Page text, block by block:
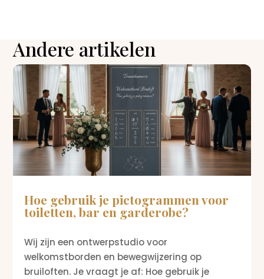
Andere artikelen
Hoe gebruik je pictogrammen voor
toiletten, bar en garderobe?
Wij zijn een ontwerpstudio voor
welkomstborden en bewegwijzering op
bruiloften. Je vraagt je af: Hoe gebruik je